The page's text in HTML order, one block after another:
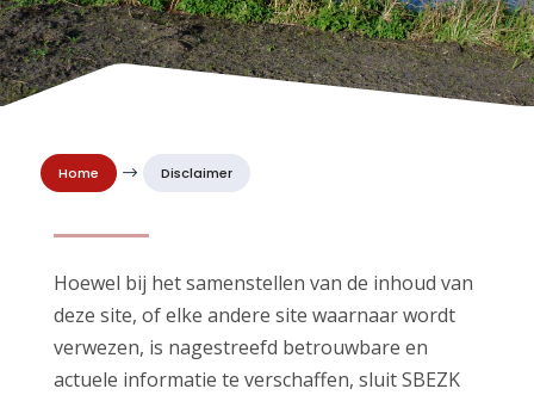
Home $ Disclaimer
Hoewel bij het samenstellen van de inhoud van
deze site, of elke andere site waarnaar wordt
verwezen, is nagestreefd betrouwbare en
actuele informatie te verschaffen, sluit SBEZK